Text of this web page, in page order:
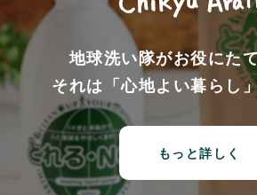
地球洗い隊がお役にた
それは「心地よい暮らし
もっと詳しく